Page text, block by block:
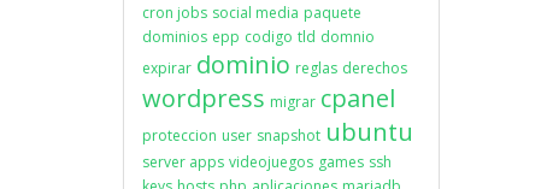
cron jobs social media paquete
dominios epp codigo tld domnio
expirar dominio reglas derechos
wordpress migrar cpanel
proteccion user snapshot ubuntu
server apps videojuegos games ssh